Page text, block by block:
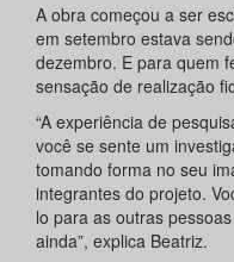
A obra começou a ser
em setembro estava
dezembro. E para quem
sensação de realização
“A experiência de
você se sente um
tomando forma no seu
integrantes do projeto.
lo para as outras
ainda”, explica Beatriz.